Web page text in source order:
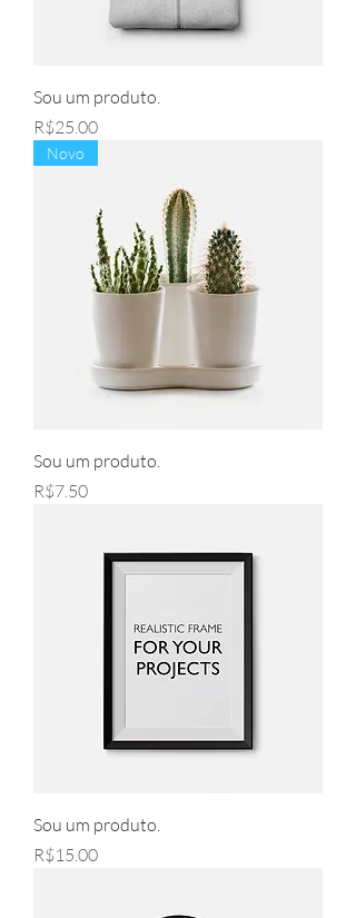
Sou um produto.
Price
R$25.00
Novo
Sou um produto.
Price
R$7.50
Sou um produto.
Price
R$15.00